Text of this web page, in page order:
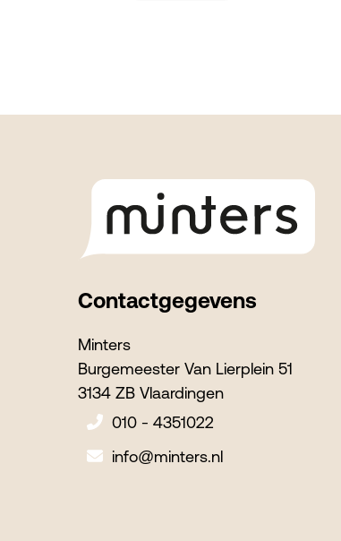
Contactgegevens
Minters
Burgemeester Van Lierplein 51
3134 ZB Vlaardingen
010 - 4351022
info@minters.nl